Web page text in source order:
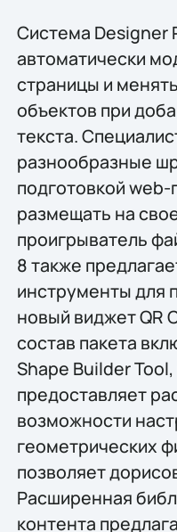
Система Designer
автоматически
страницы и
объектов при
текста.
разнообразные
подготовкой web-
размещать на
проигрыватель
8 также
инструменты для
новый виджет QR
состав пакета
Shape Builder
предоставляет
возможности
геометрических
позволяет
Расширенная
контента